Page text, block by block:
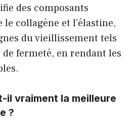
des composants
collagène et l’élastine,
du vieillissement tels
fermeté, en rendant les
il vraiment la meilleure
?